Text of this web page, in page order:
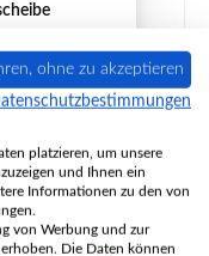
ohne zu akzeptieren
platzieren, um unsere
und Ihnen ein
Informationen zu den von
von Werbung und zur
Die Daten können